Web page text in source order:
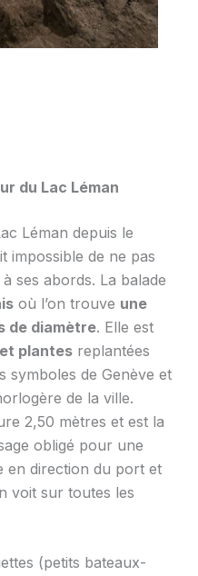
du Lac Léman
Léman depuis le
impossible de ne pas
ses abords. La balade
où l’on trouve une
de diamètre. Elle est
plantes replantées
symboles de Genève et
de la ville.
2,50 mètres et est la
obligé pour une
en direction du port et
voit sur toutes les
(petits bateaux-